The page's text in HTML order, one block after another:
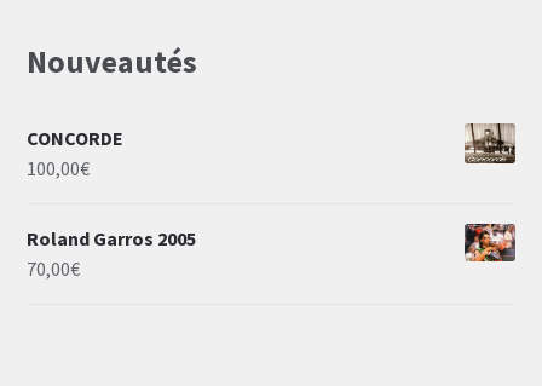
Nouveautés
CONCORDE
100,00€
Roland Garros 2005
70,00€